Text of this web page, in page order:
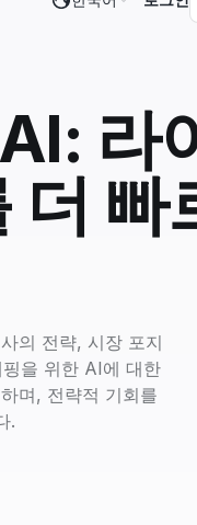
라
더 빠
의 전략, 시장 포지
을 위한 AI에 대한
며, 전략적 기회를
.